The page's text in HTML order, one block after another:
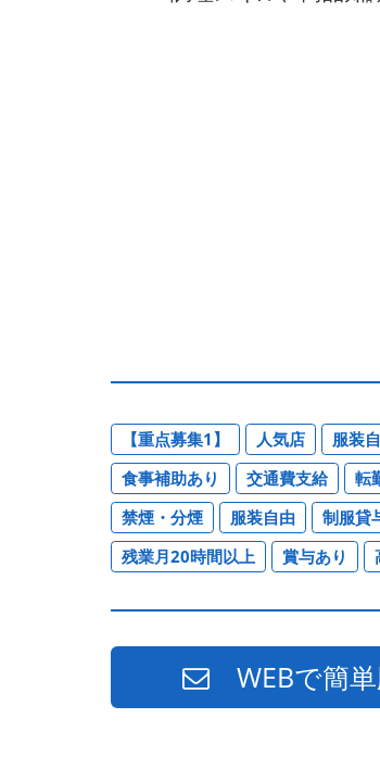
【重点募集1】 人気店 服装
食事補助あり
交通費支給 転
禁煙・分煙
服装自由 制服貸
残業月20時間以上
賞与あり
WEBで簡単